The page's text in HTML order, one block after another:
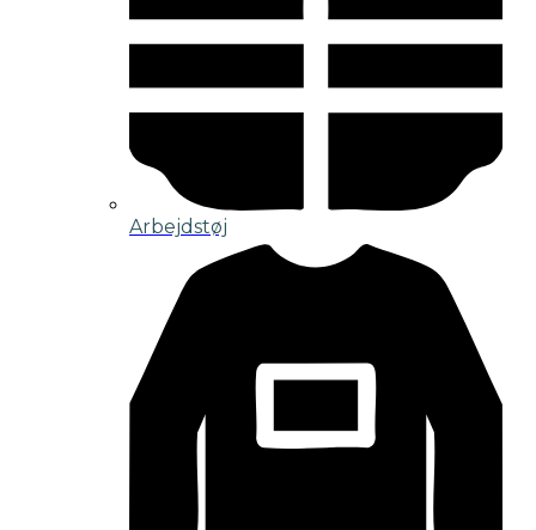
Arbejdstøj